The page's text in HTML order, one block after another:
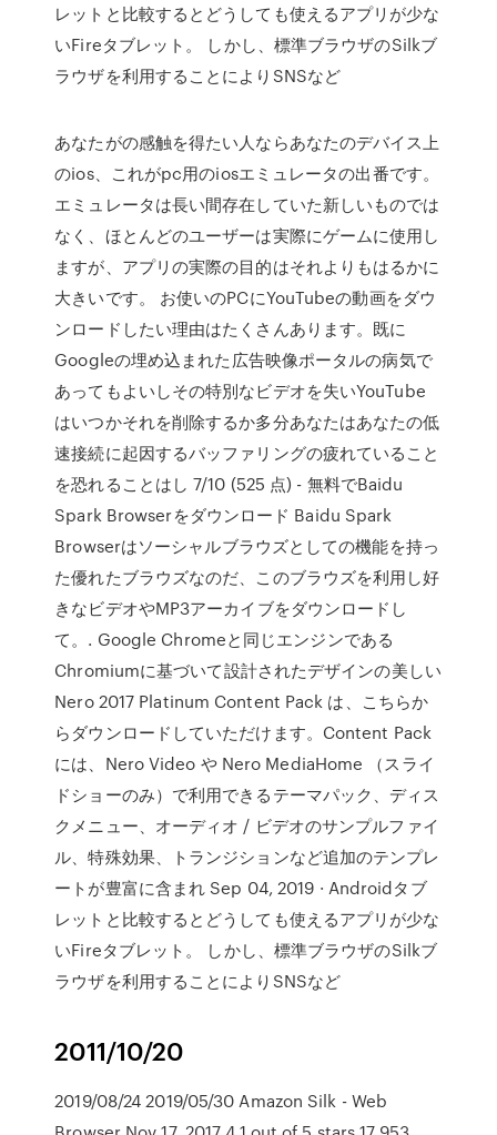
レットと比較するとどうしても使えるアプリが少な
いFireタブレット。 しかし、標準ブラウザのSilkブ
ラウザを利用することによりSNSなど
あなたがの感触を得たい人ならあなたのデバイス上
のios、これがpc用のiosエミュレータの出番です。
エミュレータは長い間存在していた新しいものでは
なく、ほとんどのユーザーは実際にゲームに使用し
ますが、アプリの実際の目的はそれよりもはるかに
大きいです。 お使いのPCにYouTubeの動画をダウ
ンロードしたい理由はたくさんあります。既に
Googleの埋め込まれた広告映像ポータルの病気で
あってもよいしその特別なビデオを失いYouTube
はいつかそれを削除するか多分あなたはあなたの低
速接続に起因するバッファリングの疲れていること
を恐れることはし 7/10 (525 点) - 無料でBaidu
Spark Browserをダウンロード Baidu Spark
Browserはソーシャルブラウズとしての機能を持っ
た優れたブラウズなのだ、このブラウズを利用し好
きなビデオやMP3アーカイブをダウンロードし
て。. Google Chromeと同じエンジンである
Chromiumに基づいて設計されたデザインの美しい
Nero 2017 Platinum Content Pack は、こちらか
らダウンロードしていただけます。Content Pack
には、Nero Video や Nero MediaHome （スライ
ドショーのみ）で利用できるテーマパック、ディス
クメニュー、オーディオ / ビデオのサンプルファイ
ル、特殊効果、トランジションなど追加のテンプレ
ートが豊富に含まれ Sep 04, 2019 · Androidタブ
レットと比較するとどうしても使えるアプリが少な
いFireタブレット。 しかし、標準ブラウザのSilkブ
ラウザを利用することによりSNSなど
2011/10/20
2019/08/24 2019/05/30 Amazon Silk - Web